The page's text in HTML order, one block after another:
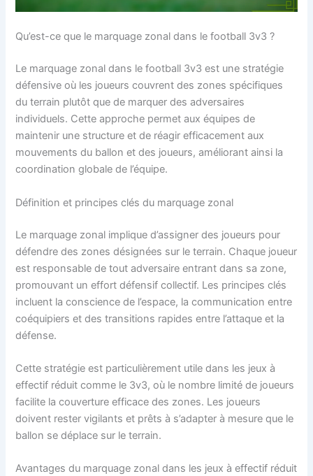
Qu’est-ce que le marquage zonal dans le football 3v3 ?
Le marquage zonal dans le football 3v3 est une stratégie
défensive où les joueurs couvrent des zones spécifiques
du terrain plutôt que de marquer des adversaires
individuels. Cette approche permet aux équipes de
maintenir une structure et de réagir efficacement aux
mouvements du ballon et des joueurs, améliorant ainsi la
coordination globale de l’équipe.
Définition et principes clés du marquage zonal
Le marquage zonal implique d’assigner des joueurs pour
défendre des zones désignées sur le terrain. Chaque joueur
est responsable de tout adversaire entrant dans sa zone,
promouvant un effort défensif collectif. Les principes clés
incluent la conscience de l’espace, la communication entre
coéquipiers et des transitions rapides entre l’attaque et la
défense.
Cette stratégie est particulièrement utile dans les jeux à
effectif réduit comme le 3v3, où le nombre limité de joueurs
facilite la couverture efficace des zones. Les joueurs
doivent rester vigilants et prêts à s’adapter à mesure que le
ballon se déplace sur le terrain.
Avantages du marquage zonal dans les jeux à effectif réduit